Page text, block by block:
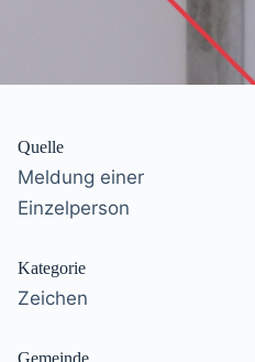
Quelle
Meldung einer
Einzelperson
Kategorie
Zeichen
Gemeinde